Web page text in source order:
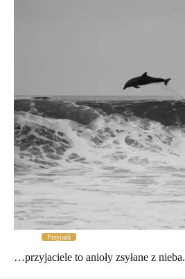
Przyjaźń
…przyjaciele to anioły zsyłane z nieba.